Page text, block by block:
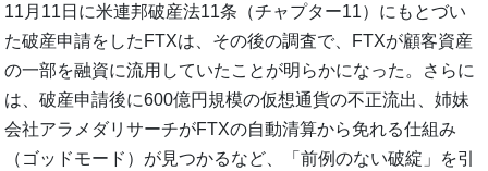
11月11日に米連邦破産法11条（チャプター11）にもとづい
た破産申請をしたFTXは、その後の調査で、FTXが顧客資産
の一部を融資に流用していたことが明らかになった。さらに
は、破産申請後に600億円規模の仮想通貨の不正流出、姉妹
会社アラメダリサーチがFTXの自動清算から免れる仕組み
（ゴッドモード）が見つかるなど、「前例のない破綻」を引